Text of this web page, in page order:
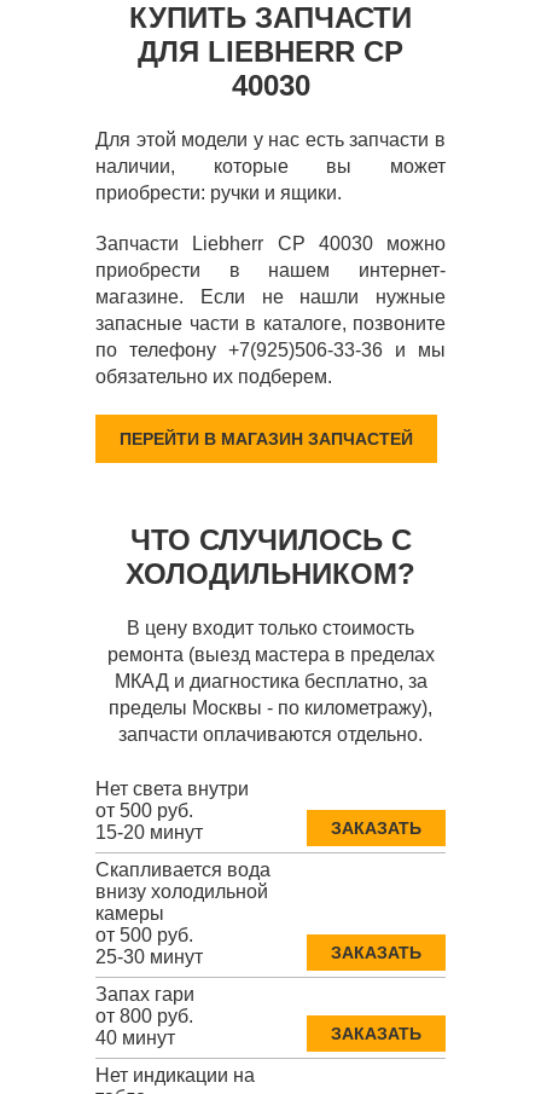
КУПИТЬ ЗАПЧАСТИ
ДЛЯ LIEBHERR CP
40030
Для этой модели у нас есть запчасти в
наличии, которые вы может
приобрести: ручки и ящики.
Запчасти Liebherr CP 40030 можно
приобрести в нашем интернет-
магазине. Если не нашли нужные
запасные части в каталоге, позвоните
по телефону +7(925)506-33-36 и мы
обязательно их подберем.
ПЕРЕЙТИ В МАГАЗИН ЗАПЧАСТЕЙ
ЧТО СЛУЧИЛОСЬ С
ХОЛОДИЛЬНИКОМ?
В цену входит только стоимость
ремонта (выезд мастера в пределах
МКАД и диагностика бесплатно, за
пределы Москвы - по километражу),
запчасти оплачиваются отдельно.
Нет света внутри
от 500 руб.
15-20 минут
ЗАКАЗАТЬ
Скапливается вода
внизу холодильной
камеры
от 500 руб.
25-30 минут
ЗАКАЗАТЬ
Запах гари
от 800 руб.
40 минут
ЗАКАЗАТЬ
Нет индикации на